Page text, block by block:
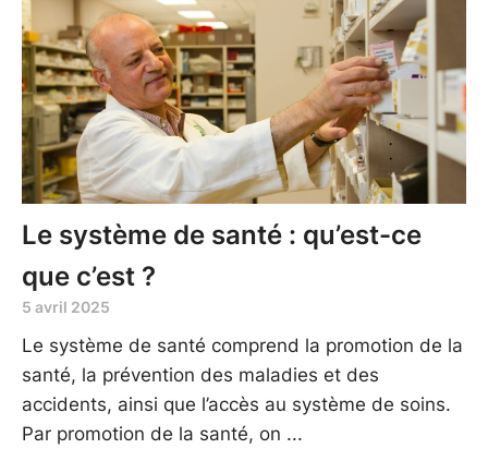
Le système de santé : qu’est-ce
que c’est ?
5 avril 2025
Le système de santé comprend la promotion de la
santé, la prévention des maladies et des
accidents, ainsi que l’accès au système de soins.
Par promotion de la santé, on